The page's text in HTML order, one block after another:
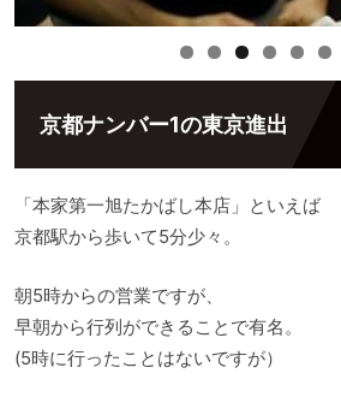
京都ナンバー1の東京進出
「本家第一旭たかばし本店」といえば
京都駅から歩いて5分少々。
朝5時からの営業ですが、
早朝から行列ができることで有名。
(5時に行ったことはないですが）